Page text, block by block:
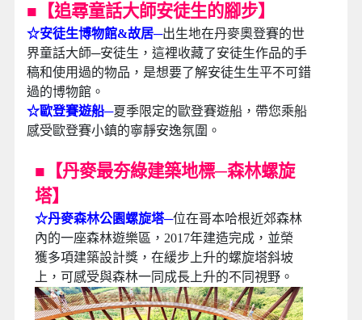
■ 【追尋童話大師安徒生的腳步】
☆安徒生博物館&故居─出生地在丹麥奧登賽的世
界童話大師─安徒生，這裡收藏了安徒生作品的手
稿和使用過的物品，是想要了解安徒生生平不可錯
過的博物館。
☆歐登賽遊船─夏季限定的歐登賽遊船，帶您乘船
感受歐登賽小鎮的寧靜安逸氛圍。